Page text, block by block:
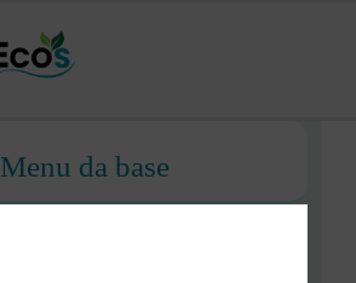
Menu da base